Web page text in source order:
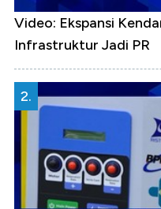
Video: Ekspansi
Infrastruktur Jadi PR
2.